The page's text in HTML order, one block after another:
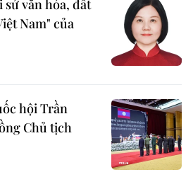
văn hóa, đất
Nam" của
hội Trần
Chủ tịch